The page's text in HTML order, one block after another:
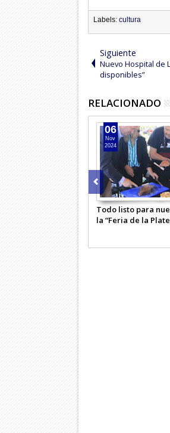
Labels: cultura
Siguiente
Nuevo Hospital de
disponibles”
RELACIONADO
Todo listo para
la “Feria de la
06
Nov
2024